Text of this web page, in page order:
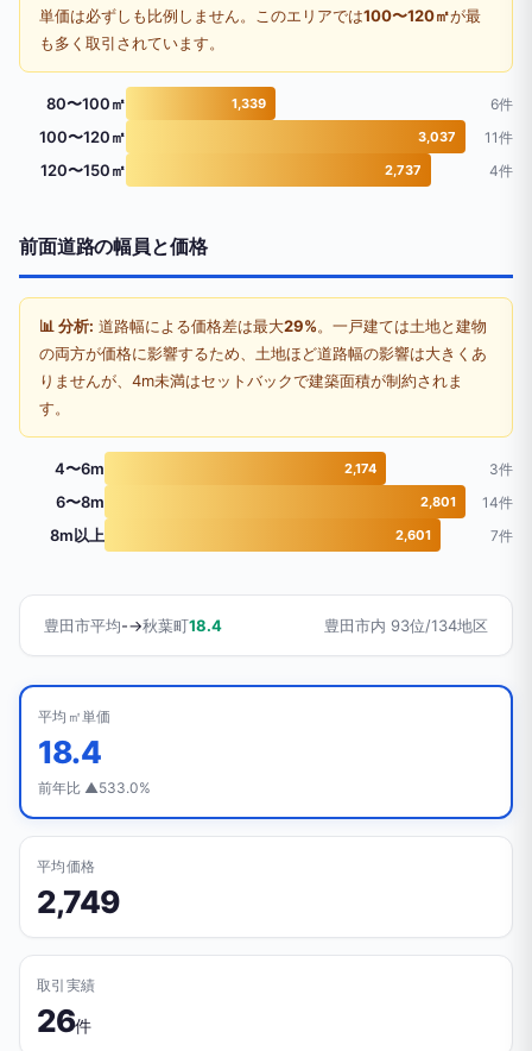
単価は必ずしも比例しません。このエリアでは100〜120㎡が最
も多く取引されています。
80〜100㎡ 1,339 6件
100〜120㎡ 3,037 11件
120〜150㎡ 2,737 4件
前面道路の幅員と価格
📊 分析: 道路幅による価格差は最大29%。一戸建ては土地と建物
の両方が価格に影響するため、土地ほど道路幅の影響は大きくあ
りませんが、4m未満はセットバックで建築面積が制約されま
す。
4〜6m 2,174 3件
6〜8m 2,801 14件
8m以上 2,601 7件
豊田市平均-→秋葉町18.4 豊田市内 93位/134地区
平均㎡単価
18.4
前年比 ▲533.0%
平均価格
2,749
取引実績
26件